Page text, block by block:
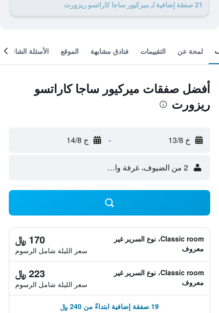
21 صفقة إضافية لـ ميركيور ساجا كاراتسو ريزورت
لمحة عن التقييمات فنادق مشابهة الموقع الأسئلة الشائعة
أفضل صفقات ميركيور ساجا كاراتسو
ريزورت
خ 13/8 - ج 14/8
2 من الضيوف، غرفة واحدة
Classic room، نوع السرير غير
معروف
170 ﷼
سعر الليلة شامل الرسوم
Classic room، نوع السرير غير
معروف
223 ﷼
سعر الليلة شامل الرسوم
19 صفقة إضافية ابتداءً من 240 ﷼